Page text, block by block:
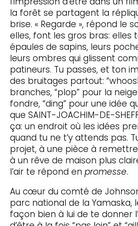
la forêt se partagent la
brise. « Regarde », répond le
elles, font les gros bras: elles
épaules de sapins, leurs
leurs ombres qui glissent
patineurs. Tu passes, et ton
des bruitages partout:
branches, “plop” pour la
fondre, “ding” pour une idée
que SAINT-JOACHIM-DE-
ça: un endroit où les idées
quand tu ne t’y attends pas.
projet, à une pièce à
à un rêve de maison plus
l’air te répond en promesse.
Au cœur du comté de
parc national de la Yamaska,
façon bien à lui de te donner